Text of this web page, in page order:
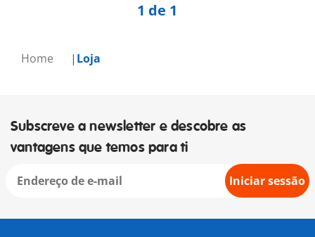
Home Loja
1 de 1
Subscreve a newsletter e descobre as
vantagens que temos para ti
Iniciar sessão